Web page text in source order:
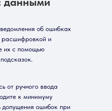
об ошибках
расшифровкой и
их с помощью
от ручного ввода
к минимуму
допущения ошибок при